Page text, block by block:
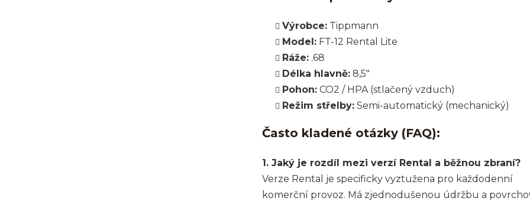
Výrobce: Tippmann
Model: FT-12 Rental Lite
Ráže: .68
Délka hlavně: 8,5"
Pohon: CO2 / HPA (stlačený vzduch)
Režim střelby: Semi-automatický (mechanický)
Často kladené otázky (FAQ):
1. Jaký je rozdíl mezi verzí Rental a běžnou zbraní?
Verze Rental je specificky vyztužena pro každodenní
komerční provoz. Má zjednodušenou údržbu a